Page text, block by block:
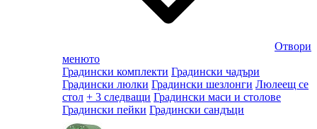
Отвори
менюто
Градински комплекти Градински чадъри
Градински люлки Градински шезлонги Люлеещ се
стол + 3 следващи Градински маси и столове
Градински пейки Градински сандъци